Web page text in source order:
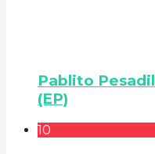
Pablito
(EP)
10